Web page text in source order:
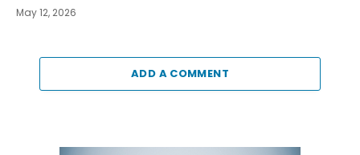
May 12, 2026
ADD A COMMENT